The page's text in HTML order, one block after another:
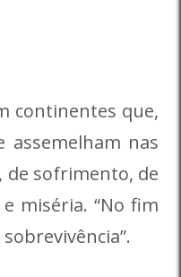
continentes que,
asseme­lham nas
de sofrimento, de
miséria. “No fim